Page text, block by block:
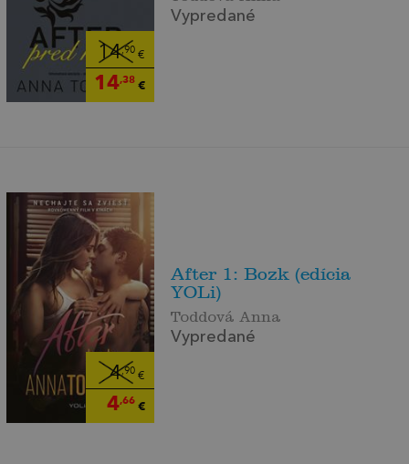
14,90€
14,38€
Vypredané
4,90€
4,66€
After 1: Bozk (edícia
YOLi)
Toddová Anna
Vypredané